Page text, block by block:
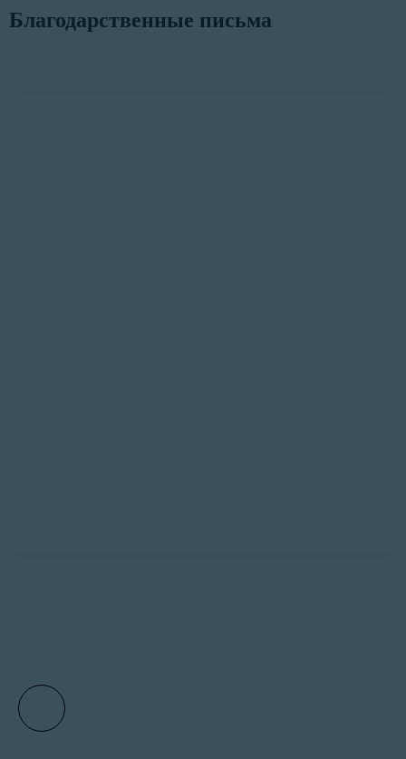
Благодарственные письма